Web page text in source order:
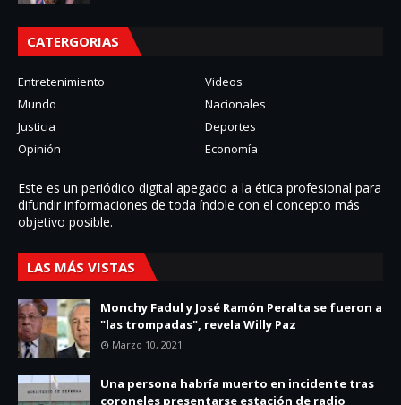
CATERGORIAS
Entretenimiento
Videos
Mundo
Nacionales
Justicia
Deportes
Opinión
Economía
Este es un periódico digital apegado a la ética profesional para
difundir informaciones de toda í­ndole con el concepto más
objetivo posible.
LAS MÁS VISTAS
Monchy Fadul y José Ramón Peralta se fueron a
"las trompadas", revela Willy Paz
Marzo 10, 2021
Una persona habría muerto en incidente tras
coroneles presentarse estación de radio